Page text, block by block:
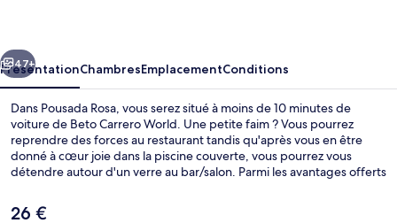
Suivant
47+
PrésentationChambresEmplacementConditions
Dans Pousada Rosa, vous serez situé à moins de 10 minutes de
voiture de Beto Carrero World. Une petite faim ? Vous pourrez
reprendre des forces au restaurant tandis qu'après vous en être
donné à cœur joie dans la piscine couverte, vous pourrez vous
détendre autour d'un verre au bar/salon. Parmi les avantages offerts
Le
26 €